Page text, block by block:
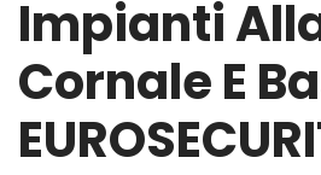
Impianti
Cornale E